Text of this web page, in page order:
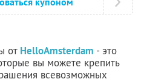
от HelloAmsterdam - это
вы можете крепить
всевозможных